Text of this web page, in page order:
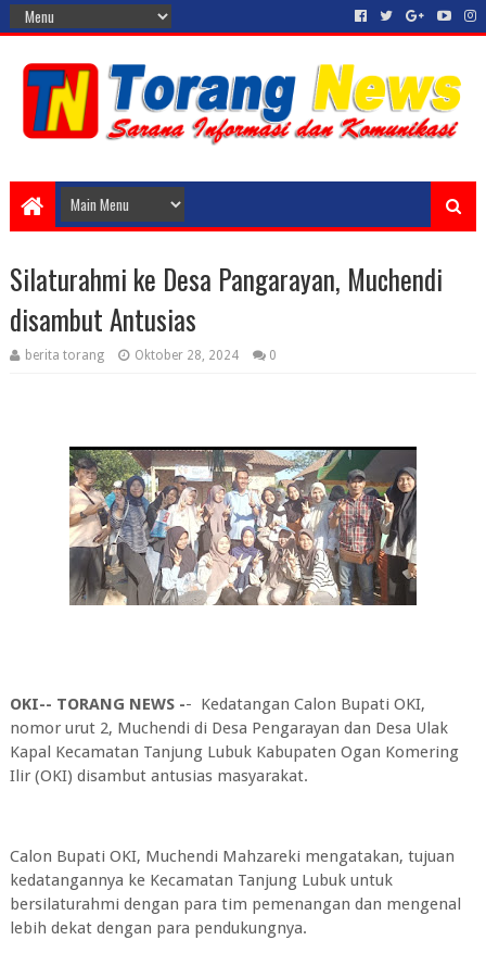
Silaturahmi ke Desa Pangarayan, Muchendi
disambut Antusias
berita torang Oktober 28, 2024 0
OKI-- TORANG NEWS -- Kedatangan Calon Bupati OKI,
nomor urut 2, Muchendi di Desa Pengarayan dan Desa Ulak
Kapal Kecamatan Tanjung Lubuk Kabupaten Ogan Komering
Ilir (OKI) disambut antusias masyarakat.
Calon Bupati OKI, Muchendi Mahzareki mengatakan, tujuan
kedatangannya ke Kecamatan Tanjung Lubuk untuk
bersilaturahmi dengan para tim pemenangan dan mengenal
lebih dekat dengan para pendukungnya.